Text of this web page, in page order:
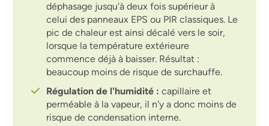
déphasage jusqu'à deux fois supérieur à
celui des panneaux EPS ou PIR classiques. Le
pic de chaleur est ainsi décalé vers le soir,
lorsque la température extérieure
commence déjà à baisser. Résultat :
beaucoup moins de risque de surchauffe.
Régulation de l'humidité : capillaire et
perméable à la vapeur, il n'y a donc moins de
risque de condensation interne.